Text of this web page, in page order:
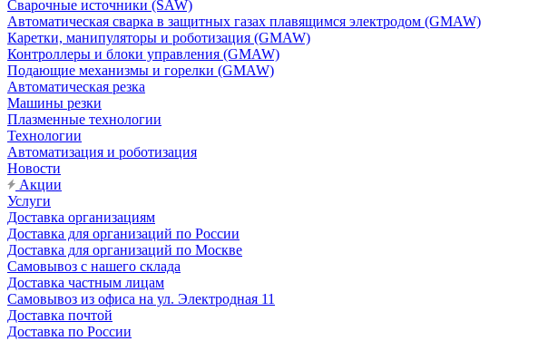
Сварочные источники (SAW)
Автоматическая сварка в защитных газах плавящимся электродом (GMAW)
Каретки, манипуляторы и роботизация (GMAW)
Контроллеры и блоки управления (GMAW)
Подающие механизмы и горелки (GMAW)
Автоматическая резка
Машины резки
Плазменные технологии
Технологии
Автоматизация и роботизация
Новости
Акции
Услуги
Доставка организациям
Доставка для организаций по России
Доставка для организаций по Москве
Самовывоз с нашего склада
Доставка частным лицам
Самовывоз из офиса на ул. Электродная 11
Доставка почтой
Доставка по России